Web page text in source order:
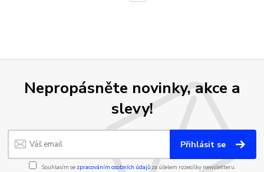
Nepropásněte novinky, akce a
slevy!
Přihlásit se
Souhlasím se zpracováním osobních údajůza účelem rozesílky newsletteru.